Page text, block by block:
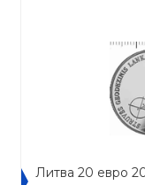
Литва 20 евро